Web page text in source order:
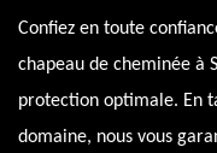
Confiez en toute
chapeau de cheminée à
protection optimale. En
domaine, nous vous